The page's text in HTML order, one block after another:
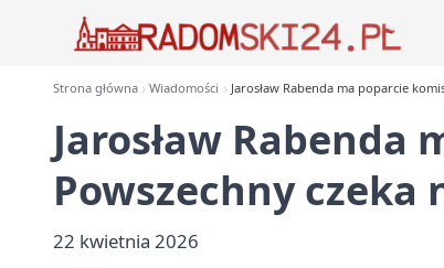
Strona główna Wiadomości Jarosław Rabenda ma poparcie
Jarosław
Powszechny czeka
22 kwietnia 2026